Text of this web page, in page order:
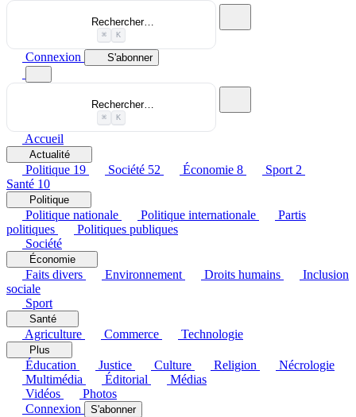
Rechercher…
⌘ K
Connexion S'abonner
Rechercher…
⌘ K
Accueil
Actualité
Politique 19 Société 52 Économie 8 Sport 2
Santé 10
Politique
Politique nationale Politique internationale
Partis
politiques
Politiques publiques
Société
Économie
Faits divers Environnement Droits humains
Inclusion
sociale
Sport
Santé
Agriculture Commerce Technologie
Plus
Éducation Justice Culture Religion
Nécrologie
Multimédia
Éditorial
Médias
Vidéos
Photos
Connexion
S'abonner